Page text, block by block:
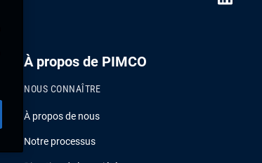
À propos de PIMCO
NOUS CONNAÎTRE
À propos de nous
Notre processus